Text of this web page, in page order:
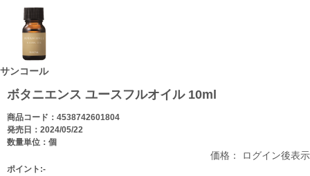
サンコール
ボタニエンス ユースフルオイル 10ml
商品コード：4538742601804
発売日：2024/05/22
数量単位：個
価格： ログイン後表示
ポイント:-